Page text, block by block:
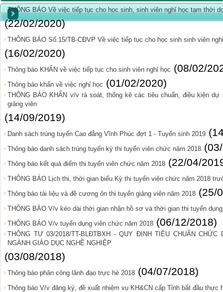
THÔNG BÁO Về việc tiếp tục cho học sinh, sinh viên nghỉ học tạm thời
(22/02/2020)
THÔNG BÁO Số:15/TB-CĐVP Về việc tiếp tục cho học sinh sinh viên
(16/02/2020)
Thông báo KHẨN về việc tiếp tục cho sinh viên nghỉ học (08/02/
Thông báo khẩn về việc nghỉ học (01/02/2020)
THÔNG BÁO KHẨN v/v rà soát, thống kê các tiêu chuẩn, điều kiện
giảng viên
(14/09/2019)
Danh sách trúng tuyển Cao đẳng Vĩnh Phúc đợt 1 - Tuyển sinh 2019
Thông báo danh sách trúng tuyển kỳ thi tuyển viên chức năm 2018
Thông báo kết quả điểm thi tuyển viên chức năm 2018 (22/04/
THÔNG BÁO Lịch thi, thời gian biểu Kỳ thi tuyển viên chức năm 2018
Thông báo tài liệu và đề cương ôn thi tuyển giảng viên năm 2018 (25/
THÔNG BÁO V/v kéo dài thời gian nhận hồ sơ và thời gian thi tuyển
THÔNG BÁO V/v tuyển dụng viên chức năm 2018 (06/12/2018)
THÔNG TƯ 03/2018/TT-BLĐTBXH - QUY ĐỊNH TIÊU CHUẨN CHỨC
NGÀNH GIÁO DỤC NGHỀ NGHIỆP
(03/08/2018)
Thông báo phân công lãnh đạo trực hè 2018 (04/07/2018)
Thông báo V/v đăng ký, đề xuất nhiệm vụ KH&CN cấp Tỉnh bắt đầu thực